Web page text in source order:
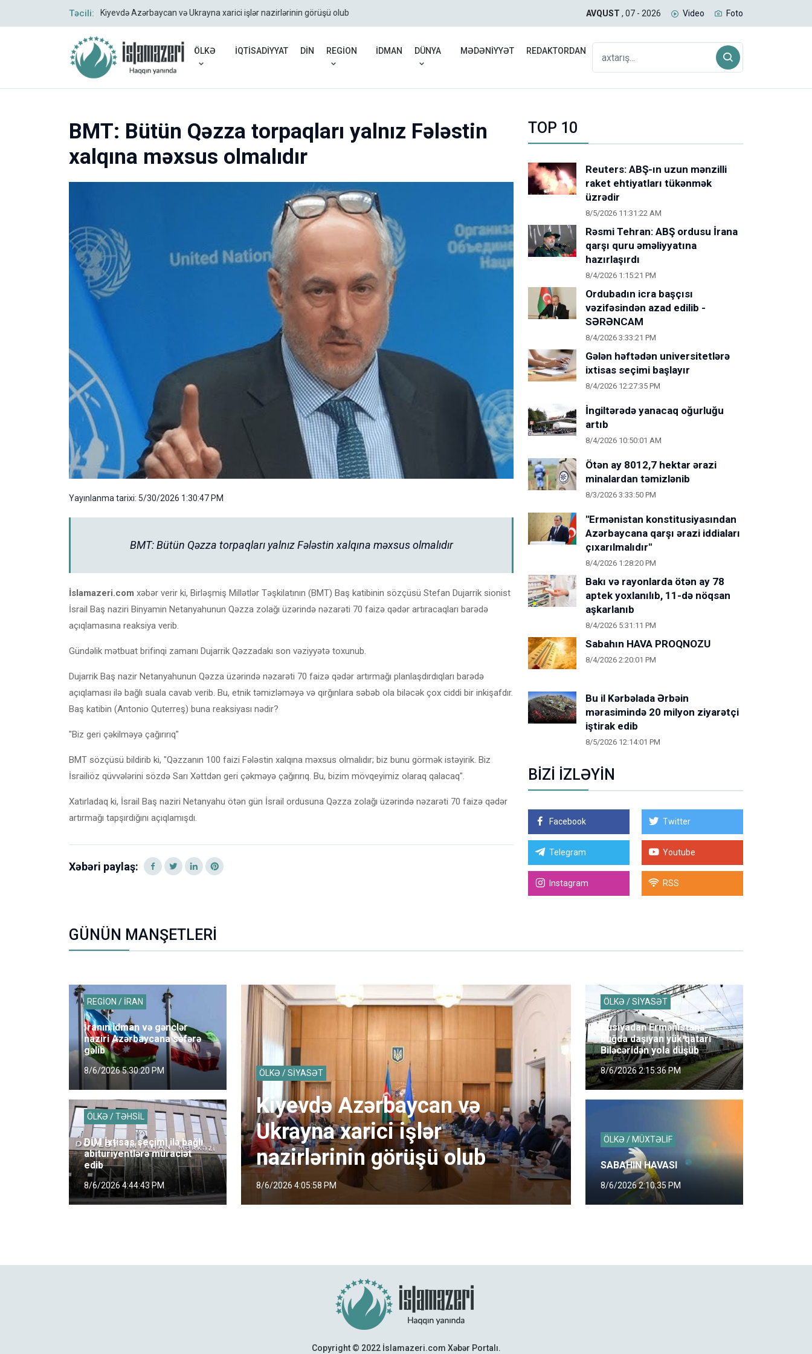
Təcili: Kiyevdə Azərbaycan və Ukrayna xarici işlər nazirlərinin görüşü olub Rusiyadan Ermənistana buğda daşıyan yük qatarı Biləcəridən yola düşüb
AVQUST , 07 - 2026 Video Foto
ÖLKƏ İQTİSADİYYAT DİN REGİON İDMAN DÜNYA MƏDƏNİYYƏT REDAKTORDAN
BMT: Bütün Qəzza torpaqları yalnız Fələstin
xalqına məxsus olmalıdır
Yayınlanma tarixi: 5/30/2026 1:30:47 PM
BMT: Bütün Qəzza torpaqları yalnız Fələstin xalqına məxsus olmalıdır
İslamazeri.com xəbər verir ki, Birləşmiş Millətlər Təşkilatının (BMT) Baş katibinin sözçüsü Stefan Dujarrik sionist
İsrail Baş naziri Binyamin Netanyahunun Qəzza zolağı üzərində nəzarəti 70 faizə qədər artıracaqları barədə
açıqlamasına reaksiya verib.
Gündəlik mətbuat brifinqi zamanı Dujarrik Qəzzadakı son vəziyyətə toxunub.
Dujarrik Baş nazir Netanyahunun Qəzza üzərində nəzarəti 70 faizə qədər artırmağı planlaşdırdıqları barədə
açıqlaması ilə bağlı suala cavab verib. Bu, etnik təmizləməyə və qırğınlara səbəb ola biləcək çox ciddi bir inkişafdır.
Baş katibin (Antonio Quterreş) buna reaksiyası nədir?
"Biz geri çəkilməyə çağırırıq"
BMT sözçüsü bildirib ki, "Qəzzanın 100 faizi Fələstin xalqına məxsus olmalıdır; biz bunu görmək istəyirik. Biz
İsrailiöz qüvvələrini sözdə Sarı Xəttdən geri çəkməyə çağırırıq. Bu, bizim mövqeyimiz olaraq qalacaq".
Xatırladaq ki, İsrail Baş naziri Netanyahu ötən gün İsrail ordusuna Qəzza zolağı üzərində nəzarəti 70 faizə qədər
artırmağı tapşırdığını açıqlamışdı.
Xəbəri paylaş:
TOP 10
Reuters: ABŞ-ın uzun mənzilli
raket ehtiyatları tükənmək
üzrədir
8/5/2026 11:31:22 AM
Rəsmi Tehran: ABŞ ordusu İrana
qarşı quru əməliyyatına
hazırlaşırdı
8/4/2026 1:15:21 PM
Ordubadın icra başçısı
vəzifəsindən azad edilib -
SƏRƏNCAM
8/4/2026 3:33:21 PM
Gələn həftədən universitetlərə
ixtisas seçimi başlayır
8/4/2026 12:27:35 PM
İngiltərədə yanacaq oğurluğu
artıb
8/4/2026 10:50:01 AM
Ötən ay 8012,7 hektar ərazi
minalardan təmizlənib
8/3/2026 3:33:50 PM
"Ermənistan konstitusiyasından
Azərbaycana qarşı ərazi iddiaları
çıxarılmalıdır"
8/4/2026 1:28:20 PM
Bakı və rayonlarda ötən ay 78
aptek yoxlanılıb, 11-də nöqsan
aşkarlanıb
8/4/2026 5:31:11 PM
Sabahın HAVA PROQNOZU
8/4/2026 2:20:01 PM
Bu il Kərbəlada Ərbəin
mərasimində 20 milyon ziyarətçi
iştirak edib
8/5/2026 12:14:01 PM
BİZİ İZLƏYİN
Facebook Twitter
Telegram Youtube
Instagram RSS
GÜNÜN MANŞETLERİ
REGİON / İRAN
İranın idman və gənclər
naziri Azərbaycana səfərə
gəlib
8/6/2026 5:30:20 PM
ÖLKƏ / TƏHSİL
DİM İxtisas seçimi ilə bağlı
abituriyentlərə müraciət
edib
8/6/2026 4:44:43 PM
ÖLKƏ / SİYASƏT
Kiyevdə Azərbaycan və
Ukrayna xarici işlər
nazirlərinin görüşü olub
8/6/2026 4:05:58 PM
ÖLKƏ / SİYASƏT
Rusiyadan Ermənistana
buğda daşıyan yük qatarı
Biləcəridən yola düşüb
8/6/2026 2:15:36 PM
ÖLKƏ / MÜXTƏLİF
SABAHIN HAVASI
8/6/2026 2:10:35 PM
Copyright © 2022 İslamazeri.com Xəbər Portalı.